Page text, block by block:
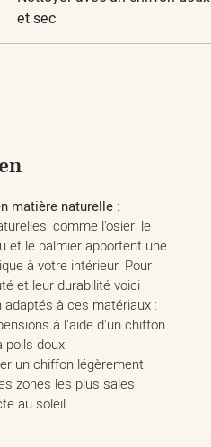
et sec
matière naturelle :
comme l'osier, le
et le palmier apportent une
à votre intérieur. Pour
et leur durabilité voici
à ces matériaux :
à l'aide d'un chiffon
poils doux
un chiffon légèrement
zones les plus sales
au soleil